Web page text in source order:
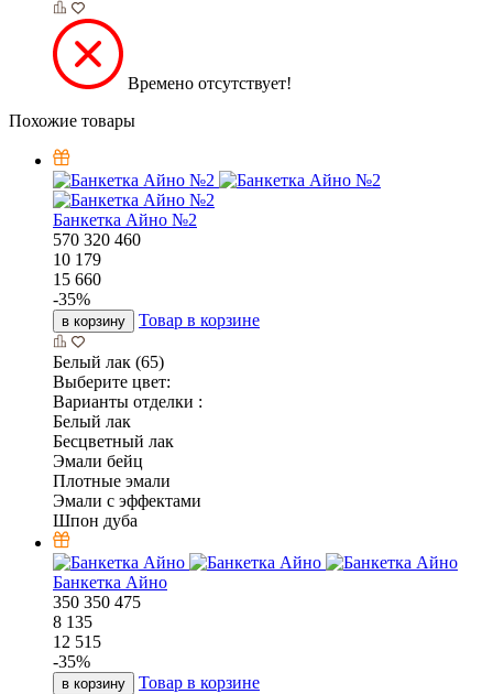
Времено отсутствует!
Похожие товары
Банкетка Айно №2
570 320 460
10 179
15 660
-35%
в корзину Товар в корзине
Белый лак (65)
Выберите цвет:
Варианты отделки :
Белый лак
Бесцветный лак
Эмали бейц
Плотные эмали
Эмали с эффектами
Шпон дуба
Банкетка Айно
350 350 475
8 135
12 515
-35%
в корзину Товар в корзине